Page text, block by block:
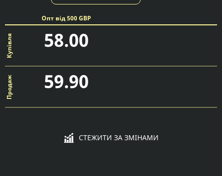
Опт від 500 GBP
58.00
59.90
СТЕЖИТИ ЗА ЗМІНАМИ